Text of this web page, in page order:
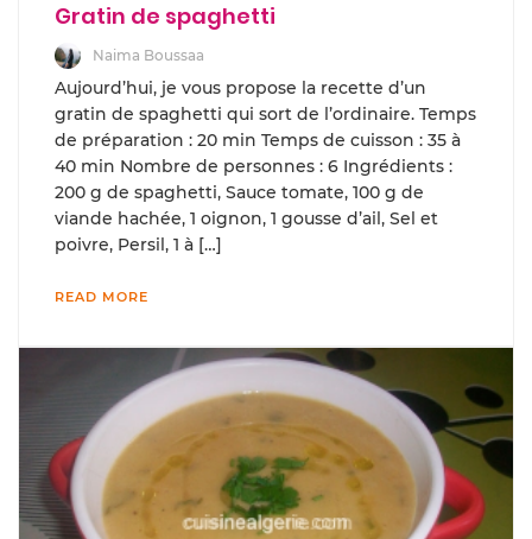
Gratin de spaghetti
Naima Boussaa
Aujourd’hui, je vous propose la recette d’un
gratin de spaghetti qui sort de l’ordinaire. Temps
de préparation : 20 min Temps de cuisson : 35 à
40 min Nombre de personnes : 6 Ingrédients :
200 g de spaghetti, Sauce tomate, 100 g de
viande hachée, 1 oignon, 1 gousse d’ail, Sel et
poivre, Persil, 1 à […]
READ MORE